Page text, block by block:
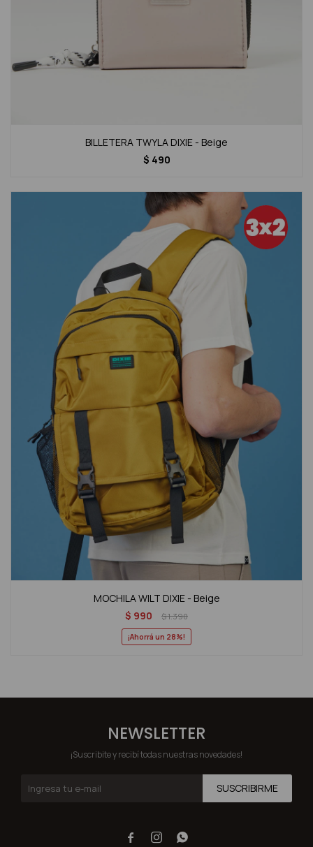
BILLETERA TWYLA DIXIE - Beige
$ 490
MOCHILA WILT DIXIE - Beige
$ 990 $1.390
28
NEWSLETTER
¡Suscribite y recibí todas nuestras novedades!
SUSCRIBIRME
  